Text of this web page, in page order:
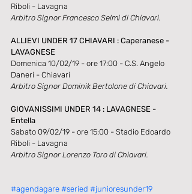
Riboli - Lavagna
Arbitro Signor Francesco Selmi di Chiavari.
ALLIEVI UNDER 17 CHIAVARI : Caperanese -
LAVAGNESE
Domenica 10/02/19 - ore 17:00 - C.S. Angelo
Daneri - Chiavari
Arbitro Signor Dominik Bertolone di Chiavari.
GIOVANISSIMI UNDER 14 : LAVAGNESE -
Entella
Sabato 09/02/19 - ore 15:00 - Stadio Edoardo
Riboli - Lavagna
Arbitro Signor Lorenzo Toro di Chiavari.
#agendagare #seried #junioresunder19